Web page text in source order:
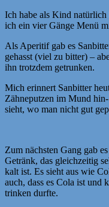
Ich habe als Kind
ich ein vier Gänge Menü
Als Aperitif gab es
gehasst (viel zu bitter) –
ihn trotzdem getrunken.
Mich erinnert Sanbitter
Zähneputzen im Mund
sieht, wo man nicht gut
Zum nächsten Gang gab
Getränk, das gleichzeitig
kalt ist. Es sieht aus wie
auch, dass es Cola ist und
trinken durfte.